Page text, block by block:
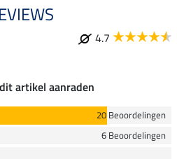
4.7
artikel aanraden
20 Beoordelingen
6 Beoordelingen